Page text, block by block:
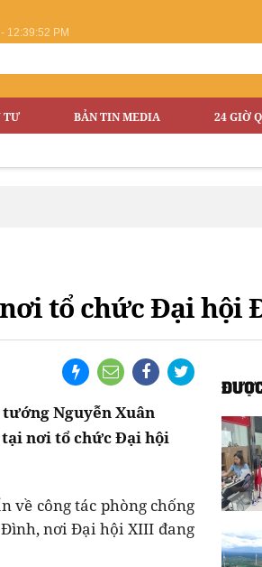
12:39:52 PM
TƯ BẢN TIN MEDIA 24 GIỜ
Vỡ
tổ chức Đại hội
Nguyễn Xuân
tại nơi tổ chức Đại hội
về công tác phòng chống
nơi Đại hội XIII đang